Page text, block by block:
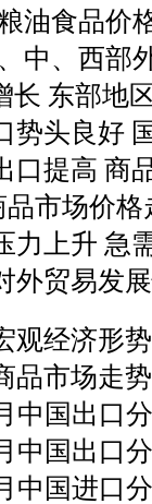
油食品价
中、西部
长 东部地
势头良好
口提高 商
品市场价格
力上升 急
外贸易发
观经济形势
品市场走势
中国出口
中国出口
中国进口